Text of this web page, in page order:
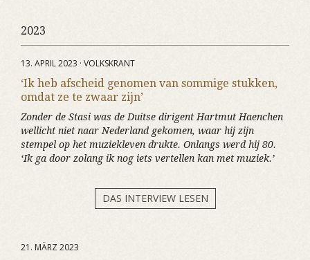
2023
13. APRIL 2023 · VOLKSKRANT
‘Ik heb afscheid genomen van sommige stukken,
omdat ze te zwaar zijn’
Zonder de Stasi was de Duitse dirigent Hartmut Haenchen
wellicht niet naar Nederland gekomen, waar hij zijn
stempel op het muziekleven drukte. Onlangs werd hij 80.
‘Ik ga door zolang ik nog iets vertellen kan met muziek.’
DAS INTERVIEW LESEN
21. MÄRZ 2023